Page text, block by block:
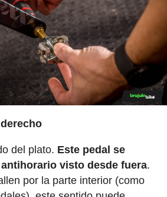
del plato. Este pedal se
visto desde fuera.
por la parte interior (como